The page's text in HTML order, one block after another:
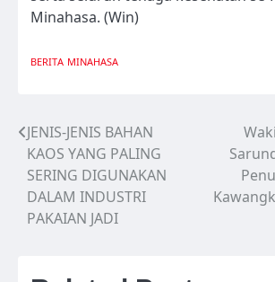
Minahasa. (Win)
BERITA MINAHASA
Navigasi
pos
JENIS-JENIS BAHAN
KAOS YANG PALING
SERING DIGUNAKAN
DALAM INDUSTRI
PAKAIAN JADI